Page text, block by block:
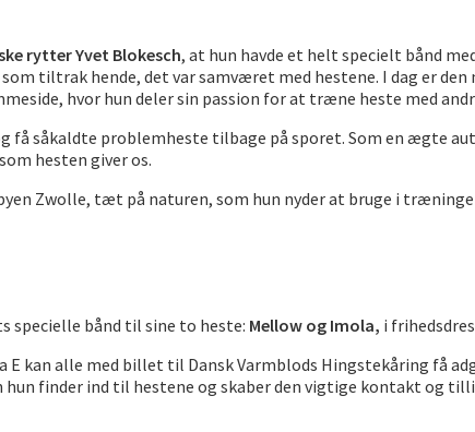
rytter Yvet Blokesch, at hun havde et helt specielt bånd
tiltrak hende, det var samværet med hestene. I dag er
hvor hun deler sin passion for at træne heste med
få såkaldte problemheste tilbage på sporet. Som en ægte
hesten giver os.
Zwolle, tæt på naturen, som hun nyder at bruge i
specielle bånd til sine to heste: Mellow og Imola, i
E kan alle med billet til Dansk Varmblods Hingstekåring få
finder ind til hestene og skaber den vigtige kontakt og